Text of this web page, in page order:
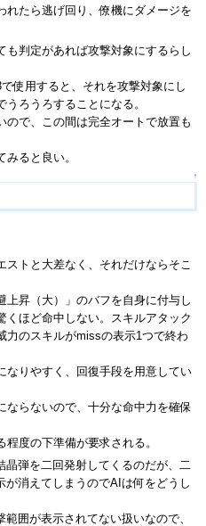
れたら逃げ回り、僚機にダメージを
も判定があれば攻撃対象にするらし
使用すると、それを攻撃対象にし
ろうろすることになる。
ので、この間は完全オートで放置も
ると良い。
↑
ストと大差なく、それだけならそこ
上昇（大）」のバフを自身に付与し
くほど命中しない。スキルアタック
力のスキルがmissの表示1つで終わ
なりやすく、回復手段を用意してい
ならないので、十分な命中力を確保
度の下準備が要求される。
晶弾を二回発射してくるのだが、二
消えてしまうのでAIは何をどうし
囲が表示されてない扱いなので、